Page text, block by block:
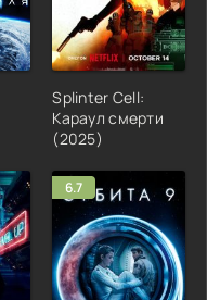
Splinter Cell:
Караул смерти
(2025)
6.7